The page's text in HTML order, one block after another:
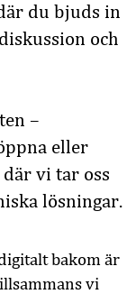
du bjuds in
och
–
eller
vi tar oss
lösningar.
bakom är
vi